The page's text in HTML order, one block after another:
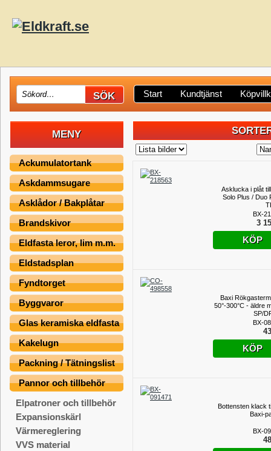
Start Kundtjänst
MENY
Ackumulatortank
Askdammsugare
Asklådor / Bakplåtar
Brandskivor
Eldfasta leror, lim m.m.
Eldstadsplan
Fyndtorget
Byggvaror
Glas keramiska eldfasta
Kakelugn
Packning / Tätningslist
Pannor och tillbehör
Elpatroner och tillbehör
Expansionskärl
Värmereglering
VVS material
Asklucka i plåt
Solo Plus / Duo
BX-
3
KÖP
Baxi
50°-300°C - äldre
SP/
BX-
KÖP
Bottensten klack
Baxi-
BX-